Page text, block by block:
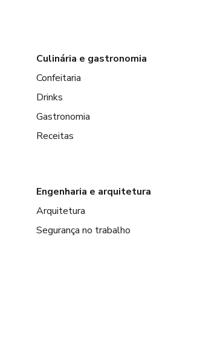
Culinária e gastronomia
Confeitaria
Drinks
Gastronomia
Receitas
Engenharia e arquitetura
Arquitetura
Segurança no trabalho